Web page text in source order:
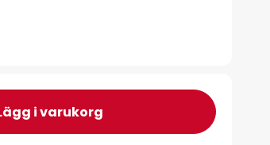
i varukorg